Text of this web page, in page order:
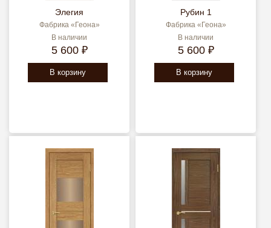
Элегия
Фабрика «Геона»
В наличии
5 600 ₽
В корзину
Рубин 1
Фабрика «Геона»
В наличии
5 600 ₽
В корзину